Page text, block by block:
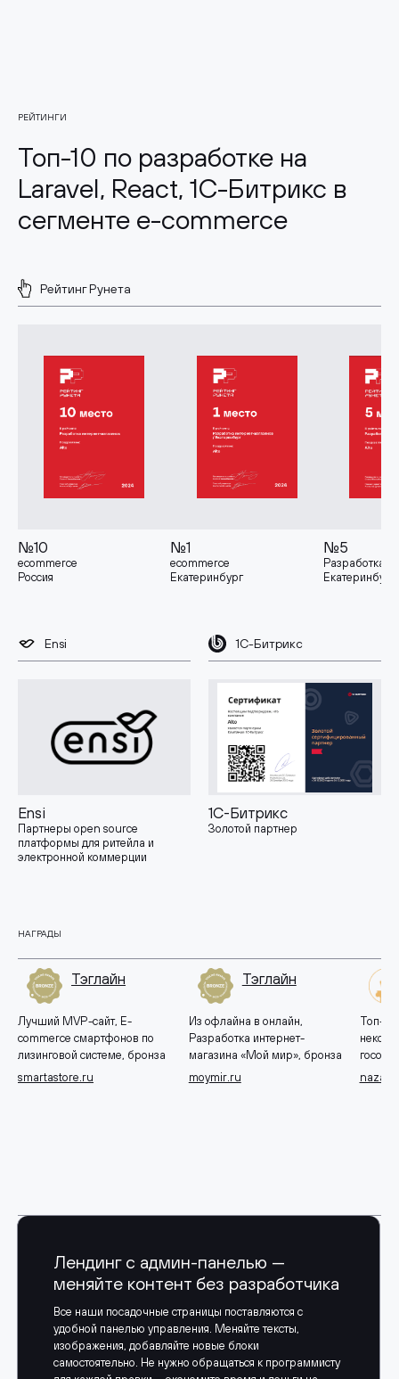
РЕЙТИНГИ
Топ-10 по разработке на
Laravel, React, 1С-Битрикс в
сегменте e-commerce
Рейтинг Рунета
№10
ecommerce
Россия
№1
ecommerce
Екатеринбург
№5
Разработка
Екатеринбург
Ensi
Ensi
Партнеры open source
платформы для ритейла и
электронной коммерции
1С-Битрикс
1С-Битрикс
Золотой партнер
НАГРАДЫ
Тэглайн
Лучший MVP-сайт, E-
commerce смартфонов по
лизинговой системе, бронза
smartastore.ru
Тэглайн
Из офлайна в онлайн,
Разработка интернет-
магазина «Мой мир», бронза
moymir.ru
Топ-10
Лендинг с админ-панелью —
меняйте контент без разработчика
Все наши посадочные страницы поставляются с
удобной панелью управления. Меняйте тексты,
изображения, добавляйте новые блоки
самостоятельно. Не нужно обращаться к программисту